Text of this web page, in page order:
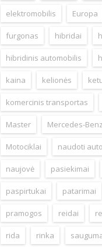
elektromobilis Europa
furgonas hibridai
hibridinis automobilis
kaina kelionės
komercinis transportas
Master Mercedes-Benz
Motociklai naudoti
naujovė pasiekimai
paspirtukai patarimai
pramogos reidai
rida rinka